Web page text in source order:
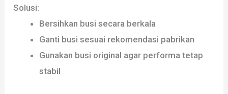
Solusi:
Bersihkan busi secara berkala
Ganti busi sesuai rekomendasi pabrikan
Gunakan busi original agar performa tetap
stabil